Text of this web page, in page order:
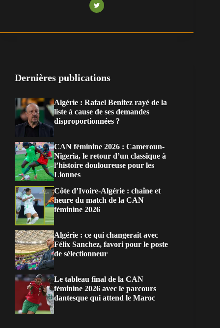
Dernières publications
Algérie : Rafael Benitez rayé de la
liste à cause de ses demandes
disproportionnées ?
CAN féminine 2026 : Cameroun-
Nigeria, le retour d’un classique à
l’histoire douloureuse pour les
Lionnes
Côte d’Ivoire-Algérie : chaîne et
heure du match de la CAN
féminine 2026
Algérie : ce qui changerait avec
Félix Sanchez, favori pour le poste
de sélectionneur
Le tableau final de la CAN
féminine 2026 avec le parcours
dantesque qui attend le Maroc